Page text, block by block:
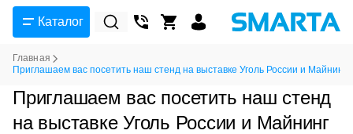
Каталог
Главная
Приглашаем вас посетить наш стенд на выставке Уголь России и Майнинг
Приглашаем вас посетить наш стенд
на выставке Уголь России и Майнинг